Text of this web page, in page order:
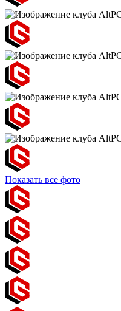
Показать все фото